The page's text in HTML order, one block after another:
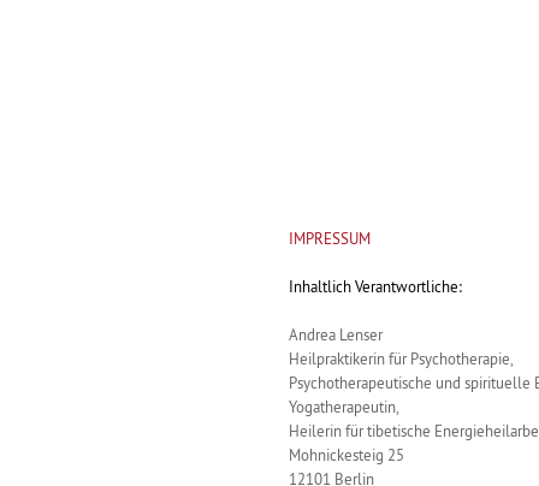
IMPRESSUM
Inhaltlich Verantwortliche:
Andrea Lenser
Heilpraktikerin für Psychotherapie,
Psychotherapeutische und spirituelle
Yogatherapeutin,
Heilerin für tibetische
Mohnickesteig 25
12101 Berlin